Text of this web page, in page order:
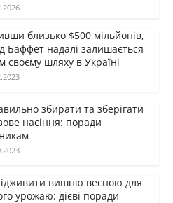
близько $500 мільйонів,
Баффет надалі залишається
своєму шляху в Україні
збирати та зберігати
насіння: поради
вишню весною для
урожаю: дієві поради